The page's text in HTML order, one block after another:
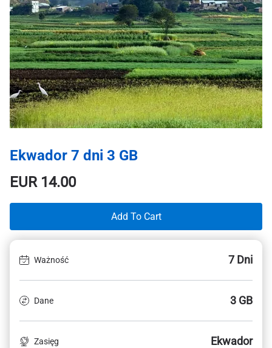
Ekwador 7 dni 3 GB
EUR14.00
Add To Cart
Ważność 7 Dni
Dane 3 GB
Zasięg Ekwador